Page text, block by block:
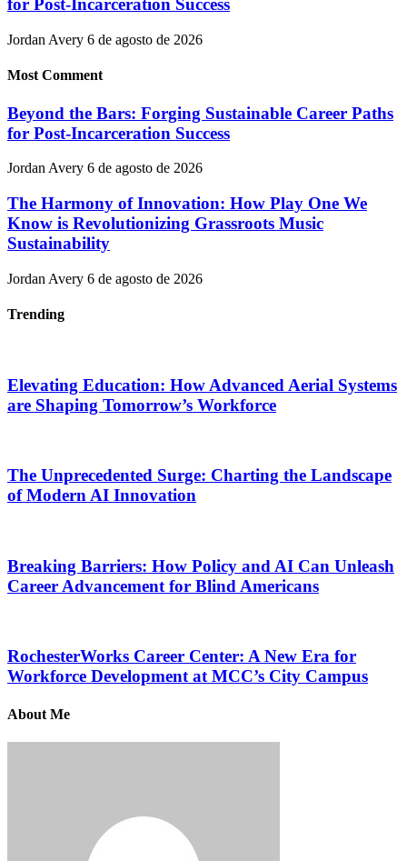
for Post-Incarceration Success
Jordan Avery 6 de agosto de 2026
Most Comment
Beyond the Bars: Forging Sustainable Career Paths
for Post-Incarceration Success
Jordan Avery 6 de agosto de 2026
The Harmony of Innovation: How Play One We
Know is Revolutionizing Grassroots Music
Sustainability
Jordan Avery 6 de agosto de 2026
Trending
Elevating Education: How Advanced Aerial Systems
are Shaping Tomorrow’s Workforce
The Unprecedented Surge: Charting the Landscape
of Modern AI Innovation
Breaking Barriers: How Policy and AI Can Unleash
Career Advancement for Blind Americans
RochesterWorks Career Center: A New Era for
Workforce Development at MCC’s City Campus
About Me